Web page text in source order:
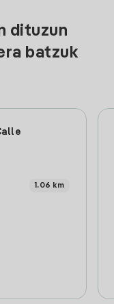
dituzun
batzuk
1.06 km